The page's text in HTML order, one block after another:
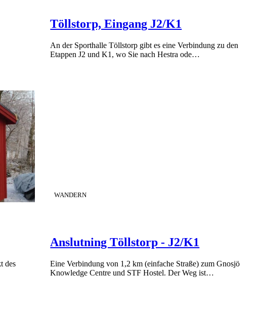
Töllstorp, Eingang J2/K1
An der Sporthalle Töllstorp gibt es eine Verbindung zu den
Etappen J2 und K1, wo Sie nach Hestra ode…
des
Anslutning Töllstorp - J2/K1
KATEGORIE
WANDERN
Eine Verbindung von 1,2 km (einfache Straße) zum Gnosjö
Knowledge Centre und STF Hostel. Der Weg ist…